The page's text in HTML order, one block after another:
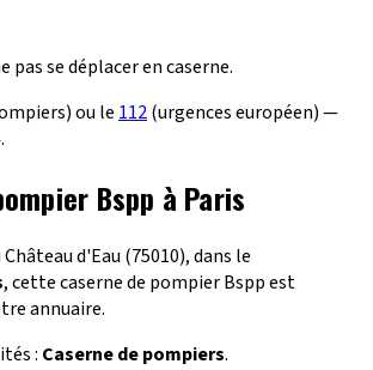
pas se déplacer en caserne.
ou le 112(urgences européen) —
Bspp à Paris
Château d'Eau (75010), dans le
, cette caserne de pompier Bspp est
annuaire.
: Caserne de pompiers.